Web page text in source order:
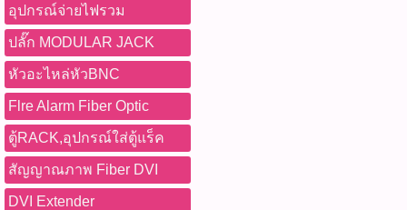
อุปกรณ์จ่ายไฟรวม
ปลั๊ก MODULAR JACK
หัวอะไหล่หัวBNC
Flre Alarm Fiber Optic
ตู้RACK,อุปกรณ์ใส่ตู้แร็ค
สัญญาณภาพ Fiber DVI
DVI Extender